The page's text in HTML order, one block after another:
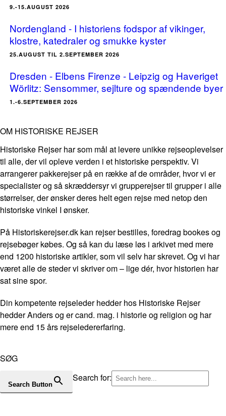
9.-15.AUGUST 2026
Nordengland - I historiens fodspor af vikinger,
klostre, katedraler og smukke kyster
25.AUGUST TIL 2.SEPTEMBER 2026
Dresden - Elbens Firenze - Leipzig og Haveriget
Wörlitz: Sensommer, sejlture og spændende byer
1.-6.SEPTEMBER 2026
OM HISTORISKE REJSER
Historiske Rejser har som mål at levere unikke rejseoplevelser
til alle, der vil opleve verden i et historiske perspektiv. Vi
arrangerer pakkerejser på en række af de områder, hvor vi er
specialister og så skræddersyr vi grupperejser til grupper i alle
størrelser, der ønsker deres helt egen rejse med netop den
historiske vinkel I ønsker.
På Historiskerejser.dk kan rejser bestilles, foredrag bookes og
rejsebøger købes. Og så kan du læse løs i arkivet med mere
end 1200 historiske artikler, som vil selv har skrevet. Og vi har
været alle de steder vi skriver om – lige dér, hvor historien har
sat sine spor.
Din kompetente rejseleder hedder hos Historiske Rejser
hedder Anders og er cand. mag. i historie og religion og har
mere end 15 års rejseledererfaring.
SØG
Search for:
Search Button